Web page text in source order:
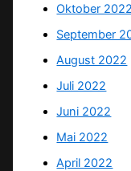
Oktober 2022
September
August 2022
Juli 2022
Juni 2022
Mai 2022
April 2022